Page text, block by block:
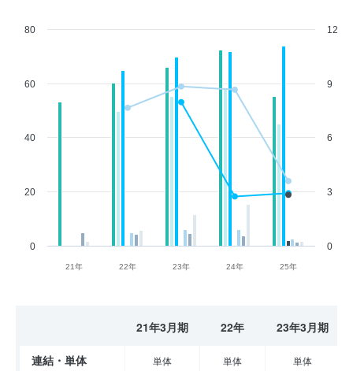
21年 22年 23年 24年 25年
0
20
40
60
80
0
3
6
9
12
21年3月期 22年 23年3月期
連結・単体 単体 単体 単体